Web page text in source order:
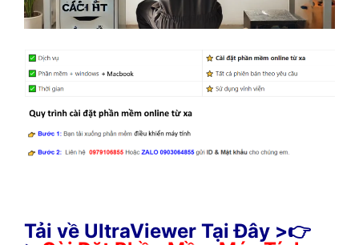
Tải về UltraViewer Tại Đây >👉